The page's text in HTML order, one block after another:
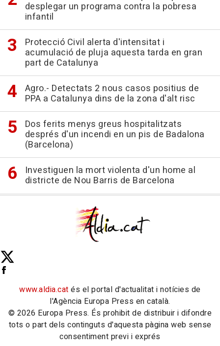
desplegar un programa contra la pobresa
infantil
Protecció Civil alerta d'intensitat i
acumulació de pluja aquesta tarda en gran
part de Catalunya
Agro.- Detectats 2 nous casos positius de
PPA a Catalunya dins de la zona d'alt risc
Dos ferits menys greus hospitalitzats
després d'un incendi en un pis de Badalona
(Barcelona)
Investiguen la mort violenta d'un home al
districte de Nou Barris de Barcelona
www.aldia.cat és el portal d'actualitat i notícies de
l'Agència Europa Press en català.
© 2026 Europa Press. És prohibit de distribuir i difondre
tots o part dels continguts d'aquesta pàgina web sense
consentiment previ i exprés